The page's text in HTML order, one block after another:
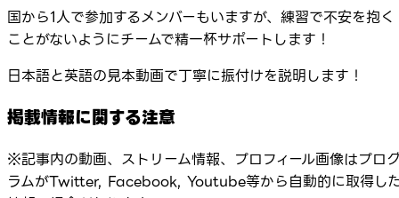
国から1人で参加するメンバーもいますが、練習で不安を抱く
ことがないようにチームで精一杯サポートします！
日本語と英語の見本動画で丁寧に振付けを説明します！
掲載情報に関する注意
※記事内の動画、ストリーム情報、プロフィール画像はプロ
ラムがTwitter, Facebook, Youtube等から自動的に取得し